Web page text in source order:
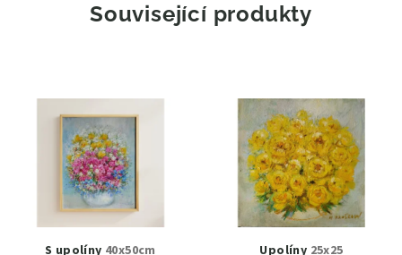
Související produkty
S upolíny 40x50cm Upolíny 25x25